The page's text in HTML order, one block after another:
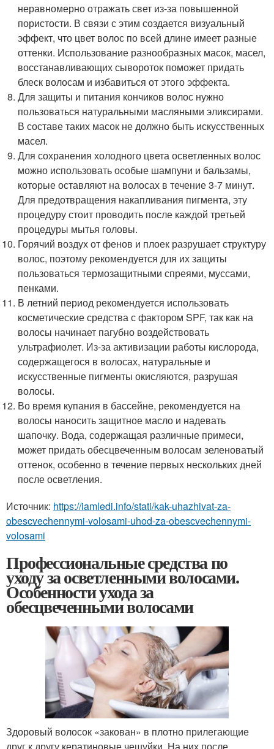
неравномерно отражать свет из-за повышенной
пористости. В связи с этим создается визуальный
эффект, что цвет волос по всей длине имеет разные
оттенки. Использование разнообразных масок, масел,
восстанавливающих сывороток поможет придать
блеск волосам и избавиться от этого эффекта.
Для защиты и питания кончиков волос нужно
пользоваться натуральными масляными эликсирами.
В составе таких масок не должно быть искусственных
масел.
Для сохранения холодного цвета осветленных волос
можно использовать особые шампуни и бальзамы,
которые оставляют на волосах в течение 3-7 минут.
Для предотвращения накапливания пигмента, эту
процедуру стоит проводить после каждой третьей
процедуры мытья головы.
Горячий воздух от фенов и плоек разрушает структуру
волос, поэтому рекомендуется для их защиты
пользоваться термозащитными спреями, муссами,
пенками.
В летний период рекомендуется использовать
косметические средства с фактором SPF, так как на
волосы начинает пагубно воздействовать
ультрафиолет. Из-за активизации работы кислорода,
содержащегося в волосах, натуральные и
искусственные пигменты окисляются, разрушая
волосы.
Во время купания в бассейне, рекомендуется на
волосы наносить защитное масло и надевать
шапочку. Вода, содержащая различные примеси,
может придать обесцвеченным волосам зеленоватый
оттенок, особенно в течение первых нескольких дней
после осветления.
Источник: https://iamledi.info/stati/kak-uhazhivat-za-
obescvechennymi-volosami-uhod-za-obescvechennymi-
volosami
Профессиональные средства по
уходу за осветленными волосами.
Особенности ухода за
обесцвеченными волосами
Здоровый волосок «закован» в плотно прилегающие
друг к другу кератиновые чешуйки. На них после